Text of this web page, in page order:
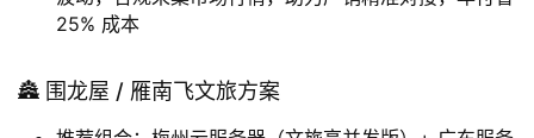
推荐组合：梅州服务器租用（农业稳存版）+ 梅州拨号
核心价值：农产品溯源数据加密存储，山区网络稳定无
波动，合规采集市场行情，助力产销精准对接，年付省